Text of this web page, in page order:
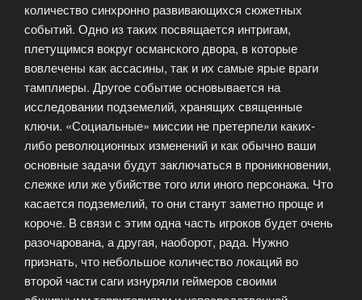
количество синхронно развивающихся сюжетных
событий. Одно из таких посвящается интригам,
плетущимся вокруг османского двора, в которые
вовлечены как ассасины, так и их самые ярые враги
тамплиеры. Другое событие основывается на
исследовании подземелий, хранящих священные
ключи. «Социальные» миссии не претерпели каких-
либо революционных изменений и как обычно ваши
основные задачи будут заключаться в проникновении,
слежке или же убийстве того или иного персонажа. Что
касается подземелий, то они станут заметно проще и
короче. В связи с этим одна часть игроков будет очень
разочарована, а другая, наоборот, рада. Нужно
признать, что небольшое количество локаций во
второй части саги изнуряли геймеров своими